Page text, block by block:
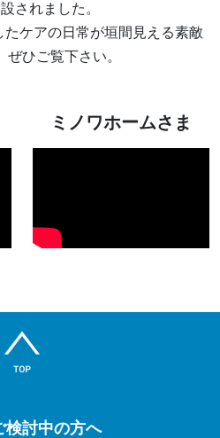
されました。
たケアの日常が垣間見える素敵
ぜひご覧下さい。
ミノワホームさま
検討中の方へ